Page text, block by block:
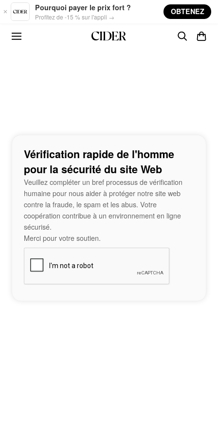
Skip to main content
Pourquoi payer le prix fort ?
Profitez de -15 % sur l'appli →
OBTENEZ
Vérification rapide de l'homme
pour la sécurité du site Web
Veuillez compléter un bref processus de vérification
humaine pour nous aider à protéger notre site web
contre la fraude, le spam et les abus. Votre
coopération contribue à un environnement en ligne
sécurisé.
Merci pour votre soutien.